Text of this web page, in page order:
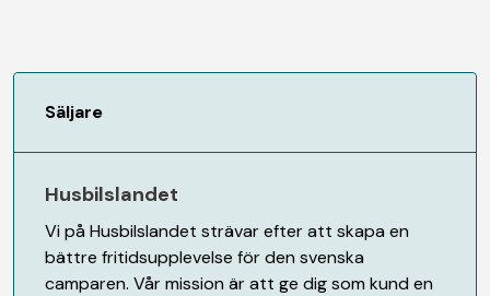
Säljare
Husbilslandet
Vi på Husbilslandet strävar efter att skapa en
bättre fritidsupplevelse för den svenska
camparen. Vår mission är att ge dig som kund en